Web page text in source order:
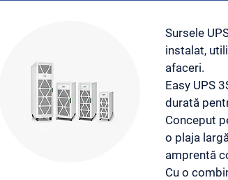
Sursele
instalat,
afaceri.
Easy UPS
durată
Conceput
o plaja
amprentă
Cu o